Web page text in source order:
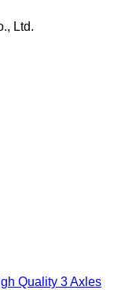
Ltd.
Quality 3 Axles